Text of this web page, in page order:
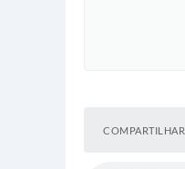
COMPARTILHAR